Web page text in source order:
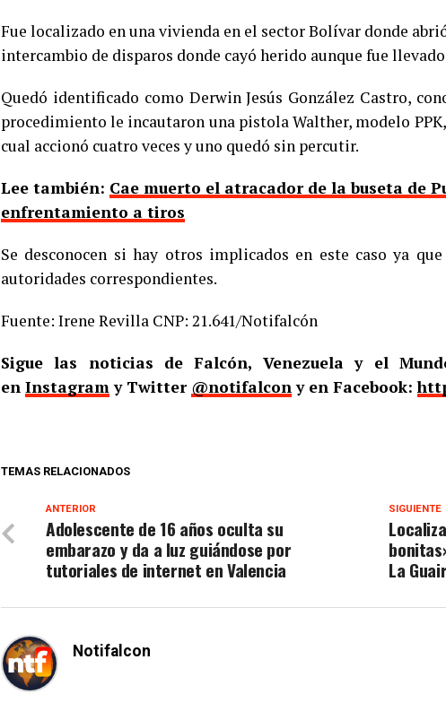
Fue localizado en una vivienda en el sector Bolívar donde
intercambio de disparos donde cayó herido aunque fue
Quedó identificado como Derwin Jesús González Castro,
procedimiento le incautaron una pistola Walther, modelo
cual accionó cuatro veces y uno quedó sin percutir.
Lee también: Cae muerto el atracador de la buseta de
enfrentamiento a tiros
Se desconocen si hay otros implicados en este caso ya
autoridades correspondientes.
Fuente: Irene Revilla CNP: 21.641/Notifalcón
Sigue las noticias de Falcón, Venezuela y el
en Instagramy Twitter @notifalcony en Facebook:
TEMAS RELACIONADOS
SIGUIENTE
La
ANTERIOR
Adolescente de 16 años oculta su
embarazo y da a luz guiándose por
tutoriales de internet en Valencia
Notifalcon